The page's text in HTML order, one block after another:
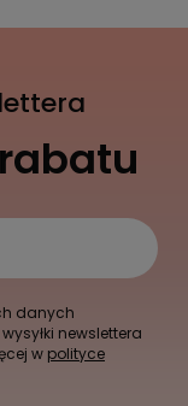
danych
newslettera
w polityce